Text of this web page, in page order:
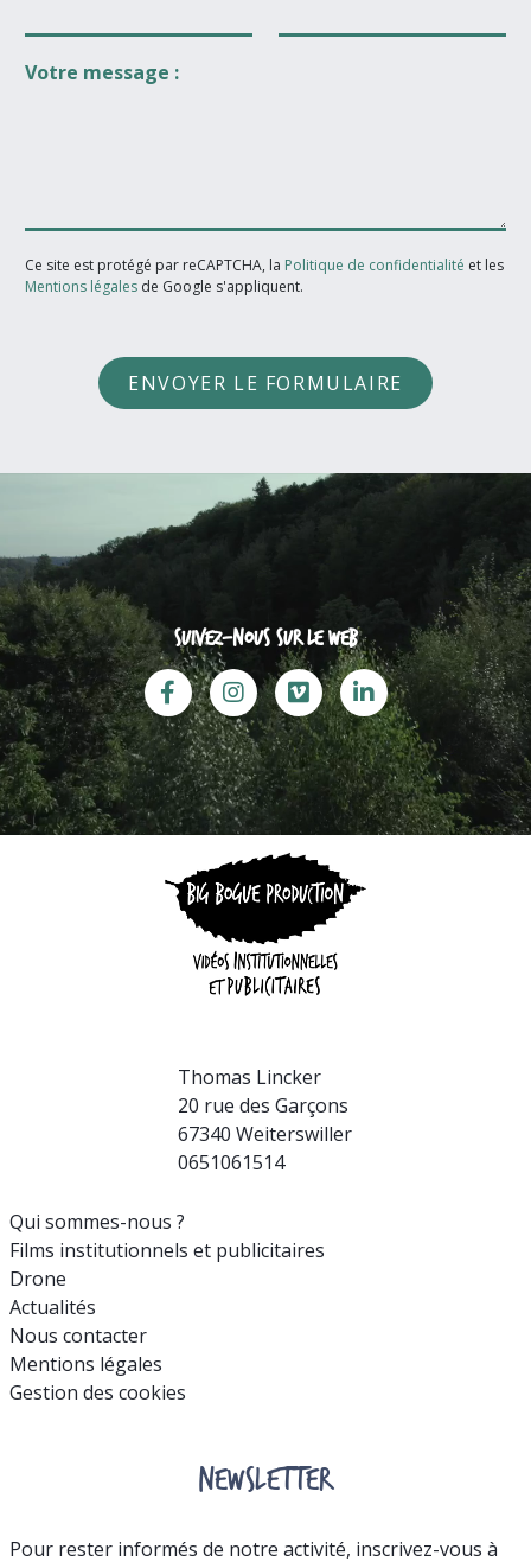
Votre message :
Ce site est protégé par reCAPTCHA, la Politique de confidentialité et les
Mentions légales de Google s'appliquent.
ENVOYER LE FORMULAIRE
Suivez-nous sur le web
Thomas Lincker
20 rue des Garçons
67340 Weiterswiller
0651061514
Qui sommes-nous ?
Films institutionnels et publicitaires
Drone
Actualités
Nous contacter
Mentions légales
Gestion des cookies
NEWSLETTER
Pour rester informés de notre activité, inscrivez-vous à